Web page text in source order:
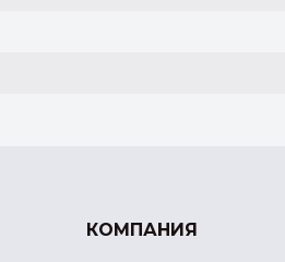
КОМПАНИЯ